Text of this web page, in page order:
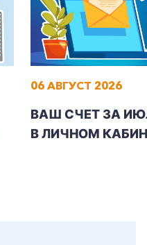
06 АВГУСТ 2026
ВАШ СЧЕТ ЗА
В ЛИЧНОМ